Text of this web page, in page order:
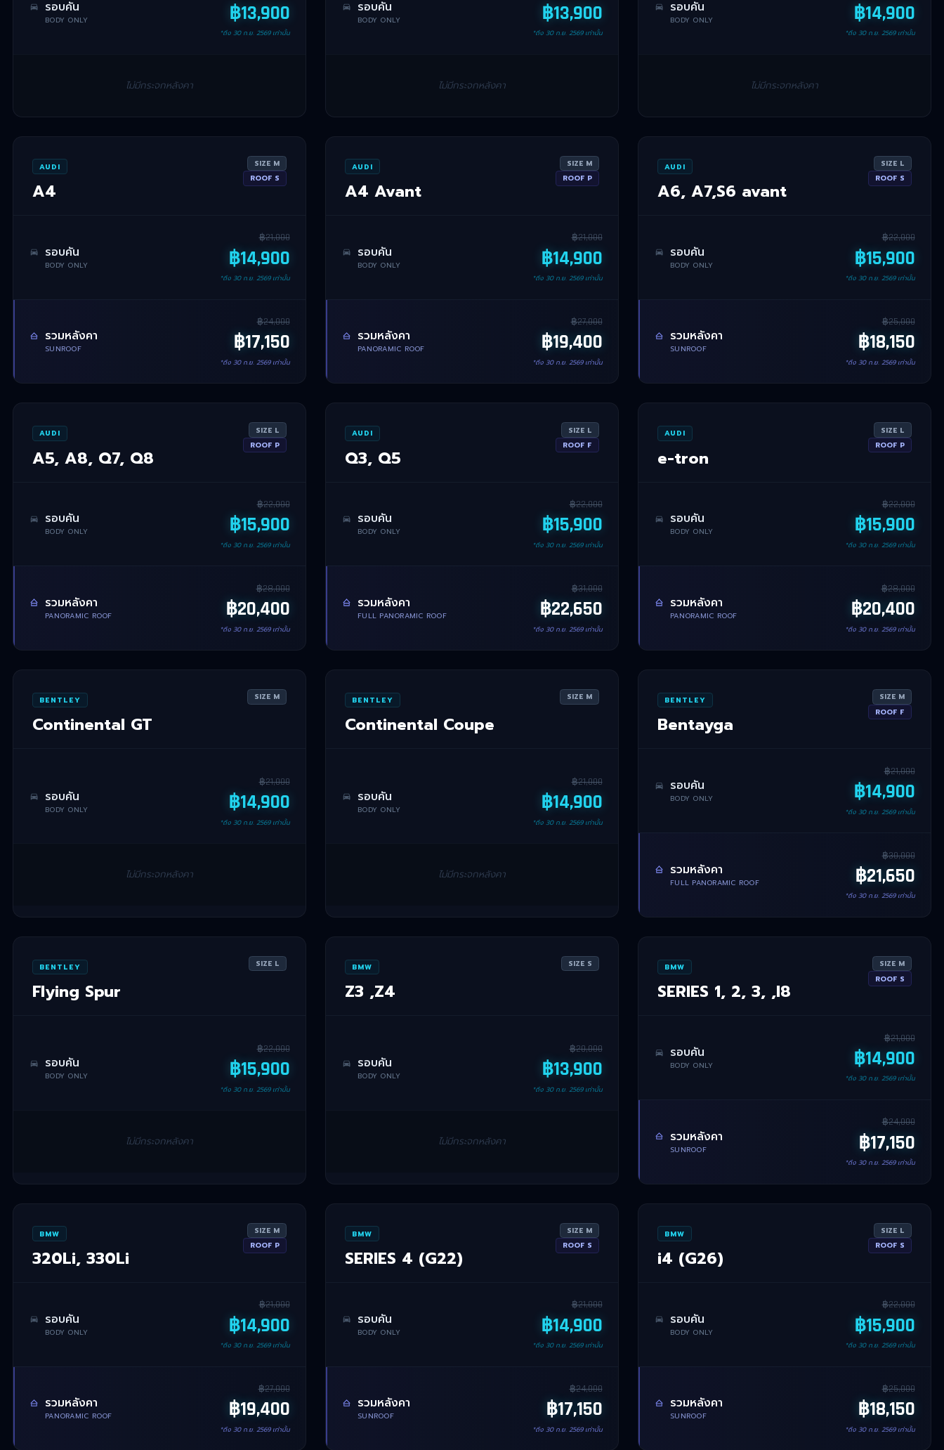
รอบคัน
BODY ONLY ฿13,900
*ถึง 30 ก.ย. 2569เท่านั้น
ไม่มีกระจกหลังคา
รอบคัน
BODY ONLY ฿13,900
*ถึง 30 ก.ย. 2569เท่านั้น
ไม่มีกระจกหลังคา
รอบคัน
BODY ONLY ฿14,900
*ถึง 30 ก.ย. 2569เท่านั้น
ไม่มีกระจกหลังคา
AUDI
A4
SIZE M
ROOF S
รอบคัน
BODY ONLY
฿21,000
฿14,900
*ถึง 30 ก.ย. 2569เท่านั้น
รวมหลังคา
SUNROOF
฿24,000
฿17,150
*ถึง 30 ก.ย. 2569เท่านั้น
AUDI
A4 Avant
SIZE M
ROOF P
รอบคัน
BODY ONLY
฿21,000
฿14,900
*ถึง 30 ก.ย. 2569เท่านั้น
รวมหลังคา
PANORAMIC ROOF
฿27,000
฿19,400
*ถึง 30 ก.ย. 2569เท่านั้น
AUDI
A6, A7,S6 avant
SIZE L
ROOF S
รอบคัน
BODY ONLY
฿22,000
฿15,900
*ถึง 30 ก.ย. 2569เท่านั้น
รวมหลังคา
SUNROOF
฿25,000
฿18,150
*ถึง 30 ก.ย. 2569เท่านั้น
AUDI
A5, A8, Q7, Q8
SIZE L
ROOF P
รอบคัน
BODY ONLY
฿22,000
฿15,900
*ถึง 30 ก.ย. 2569เท่านั้น
รวมหลังคา
PANORAMIC ROOF
฿28,000
฿20,400
*ถึง 30 ก.ย. 2569เท่านั้น
AUDI
Q3, Q5
SIZE L
ROOF F
รอบคัน
BODY ONLY
฿22,000
฿15,900
*ถึง 30 ก.ย. 2569เท่านั้น
รวมหลังคา
FULL PANORAMIC ROOF
฿31,000
฿22,650
*ถึง 30 ก.ย. 2569เท่านั้น
AUDI
e-tron
SIZE L
ROOF P
รอบคัน
BODY ONLY
฿22,000
฿15,900
*ถึง 30 ก.ย. 2569เท่านั้น
รวมหลังคา
PANORAMIC ROOF
฿28,000
฿20,400
*ถึง 30 ก.ย. 2569เท่านั้น
BENTLEY
Continental GT
SIZE M
รอบคัน
BODY ONLY
฿21,000
฿14,900
*ถึง 30 ก.ย. 2569เท่านั้น
ไม่มีกระจกหลังคา
BENTLEY
Continental Coupe
SIZE M
รอบคัน
BODY ONLY
฿21,000
฿14,900
*ถึง 30 ก.ย. 2569เท่านั้น
ไม่มีกระจกหลังคา
BENTLEY
Bentayga
SIZE M
ROOF F
รอบคัน
BODY ONLY
฿21,000
฿14,900
*ถึง 30 ก.ย. 2569เท่านั้น
รวมหลังคา
FULL PANORAMIC ROOF
฿30,000
฿21,650
*ถึง 30 ก.ย. 2569เท่านั้น
BENTLEY
Flying Spur
SIZE L
รอบคัน
BODY ONLY
฿22,000
฿15,900
*ถึง 30 ก.ย. 2569เท่านั้น
ไม่มีกระจกหลังคา
BMW
Z3 ,Z4
SIZE S
รอบคัน
BODY ONLY
฿20,000
฿13,900
*ถึง 30 ก.ย. 2569เท่านั้น
ไม่มีกระจกหลังคา
BMW
SERIES 1, 2, 3, ,I8
SIZE M
ROOF S
รอบคัน
BODY ONLY
฿21,000
฿14,900
*ถึง 30 ก.ย. 2569เท่านั้น
รวมหลังคา
SUNROOF
฿24,000
฿17,150
*ถึง 30 ก.ย. 2569เท่านั้น
BMW
320Li, 330Li
SIZE M
ROOF P
รอบคัน
BODY ONLY
฿21,000
฿14,900
*ถึง 30 ก.ย. 2569เท่านั้น
รวมหลังคา
PANORAMIC ROOF
฿27,000
฿19,400
*ถึง 30 ก.ย. 2569เท่านั้น
BMW
SERIES 4 (G22)
SIZE M
ROOF S
รอบคัน
BODY ONLY
฿21,000
฿14,900
*ถึง 30 ก.ย. 2569เท่านั้น
รวมหลังคา
SUNROOF
฿24,000
฿17,150
*ถึง 30 ก.ย. 2569เท่านั้น
BMW
i4 (G26)
SIZE L
ROOF S
รอบคัน
BODY ONLY
฿22,000
฿15,900
*ถึง 30 ก.ย. 2569เท่านั้น
รวมหลังคา
SUNROOF
฿25,000
฿18,150
*ถึง 30 ก.ย. 2569เท่านั้น